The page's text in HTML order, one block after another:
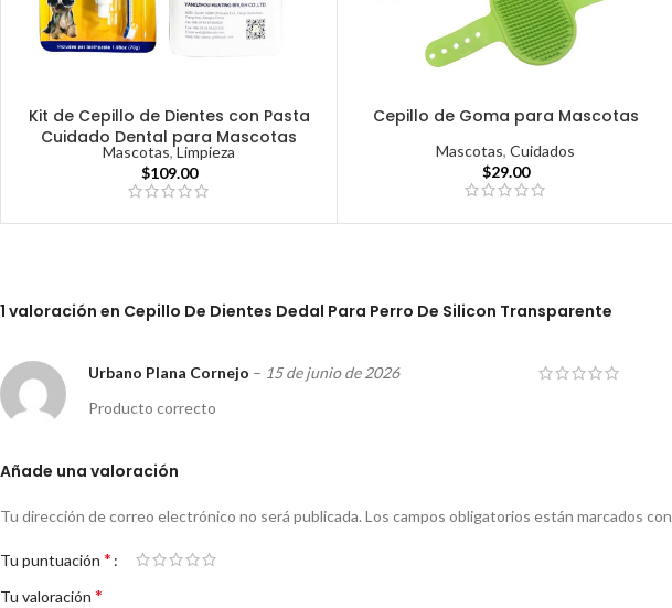
Kit de Cepillo de Dientes con Pasta
Cuidado Dental para Mascotas
Mascotas,Limpieza
$109.00
Cepillo de Goma para Mascotas
Mascotas,Cuidados
$29.00
1 valoración en Cepillo De Dientes Dedal Para Perro De Silicon Transparente
Urbano Plana Cornejo – 15 de junio de 2026
Producto correcto
Añade una valoración
Tu dirección de correo electrónico no será publicada. Los campos obligatorios están marcados con
Tu puntuación *
Tu valoración *